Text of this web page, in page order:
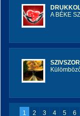
A BÉKE
1 2 3 4 5 6